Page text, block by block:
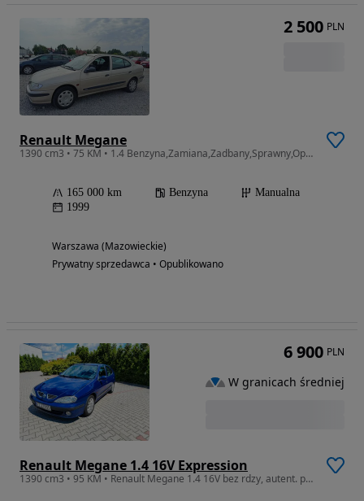
Renault Megane
1390 cm3 • 75 KM • 1.4 Benzyna,Zamiana,Zadbany,Sprawny,Opłaty,Wwa,KOMIS GREEN LIGHT
165 000 km Benzyna
Manualna
1999
Warszawa (Mazowieckie)
Prywatny sprzedawca • Opublikowano
2 500 PLN
Renault Megane 1.4 16V Expression
1390 cm3 • 95 KM • Renault Megane 1.4 16V bez rdzy, autent. przebieg, od 05.2001 w Polsce
6 900 PLN
W granicach średniej